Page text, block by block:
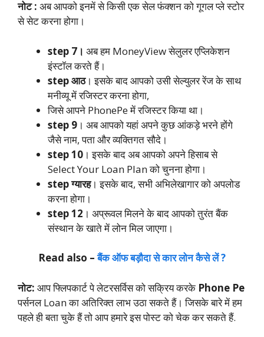
नोट : अब आपको इनमें से किसी एक सेल फंक्शन को गूगल प्ले स्टोर
से सेट करना होगा।
step 7। अब हम MoneyView सेलुलर एप्लिकेशन
इंस्टॉल करते हैं।
step आठ। इसके बाद आपको उसी सेल्युलर रेंज के साथ
मनीव्यू में रजिस्टर करना होगा,
जिसे आपने PhonePe में रजिस्टर किया था।
step 9 । अब आपको यहां अपने कुछ आंकड़े भरने होंगे
जैसे नाम, पता और व्यक्तिगत सौदे।
step 10 । इसके बाद अब आपको अपने हिसाब से
Select Your Loan Plan को चुनना होगा।
step ग्यारह। इसके बाद, सभी अभिलेखागार को अपलोड
करना होगा।
step 12 । अप्रूवल मिलने के बाद आपको तुरंत बैंक
संस्थान के खाते में लोन मिल जाएगा।
Read also –बैंक ऑफ बड़ौदा से कार लोन कैसे लें ?
नोट: आप फ्लिपकार्ट पे लेटरसर्विस को सक्रिय करके Phone Pe
पर्सनल Loan का अतिरिक्त लाभ उठा सकते हैं। जिसके बारे में हम
पहले ही बता चुके हैं तो आप हमारे इस पोस्ट को चेक कर सकते हैं.